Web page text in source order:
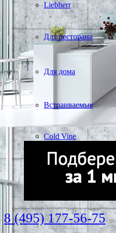
Liebherr
Для ресторана
Для дома
Встраиваемые
Cold Vine
8 (495) 177-56-75